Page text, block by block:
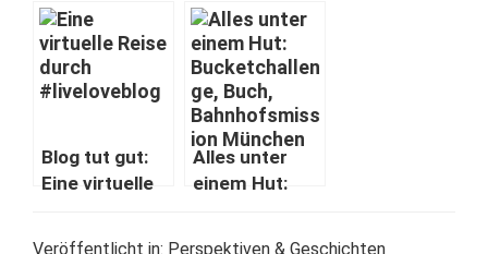
manns­garn:
Ein Abend mit
Kapitän
Schneidewind
eigen­er Ort
mit­ten in
der Welt
Blog tut gut:
Eine virtuelle
#livelove­blog
Alles unter
einem Hut:
Veröffentlicht in: Perspektiven & Geschichten